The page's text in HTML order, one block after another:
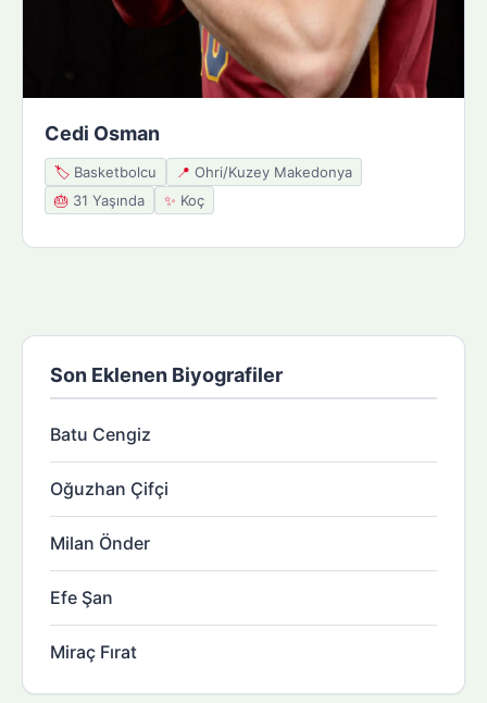
Cedi Osman
🏷️ Basketbolcu 📍 Ohri/Kuzey Makedonya
🎂 31 Yaşında ✨ Koç
Son Eklenen Biyografiler
Batu Cengiz
Oğuzhan Çifçi
Milan Önder
Efe Şan
Miraç Fırat